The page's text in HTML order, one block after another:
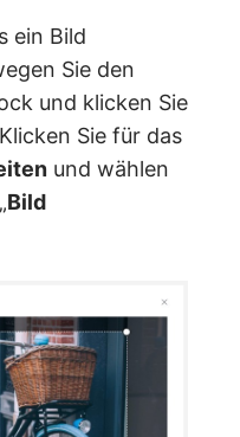
ein Bild
Sie den
und klicken Sie
Sie für das
und wählen
Bild